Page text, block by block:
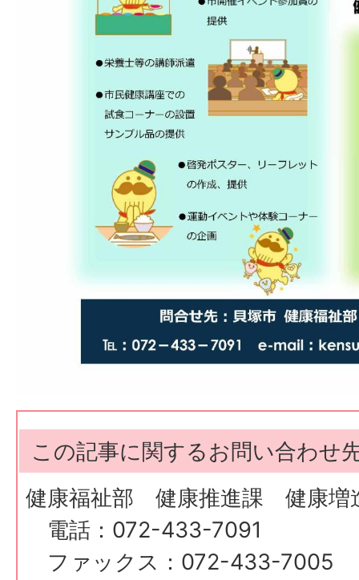
この記事に関するお問い合わせ
健康福祉部 健康推進課 健康増
電話：072-433-7091
ファックス：072-433-7005